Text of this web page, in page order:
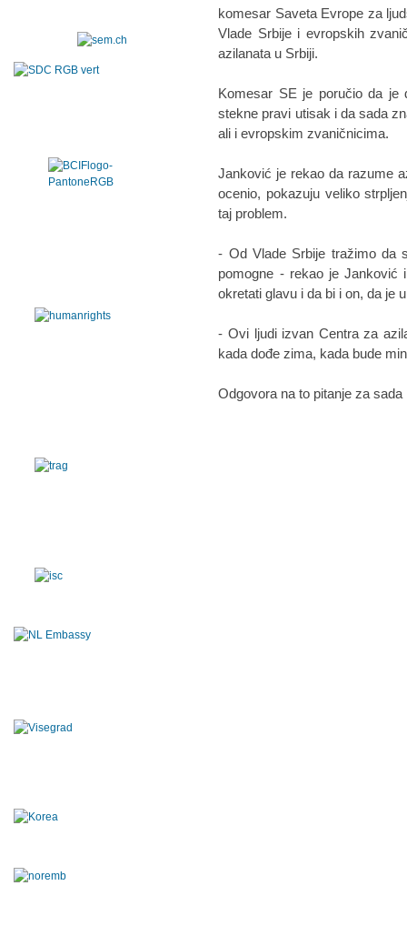
komesar Saveta Evrope za
Vlade Srbije i evropskih
azilanata u Srbiji.
Komesar SE je poručio da je
stekne pravi utisak i da sada
ali i evropskim zvaničnicima.
Janković je rekao da razume
ocenio, pokazuju veliko
taj problem.
- Od Vlade Srbije tražimo da
pomogne - rekao je Janković
okretati glavu i da bi i on, da je
- Ovi ljudi izvan Centra za
kada dođe zima, kada bude
Odgovora na to pitanje za sada